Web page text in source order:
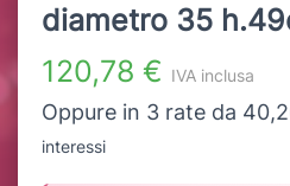
diametro 35
120,78 € IVA inclusa
Oppure in 3 rate da
interessi